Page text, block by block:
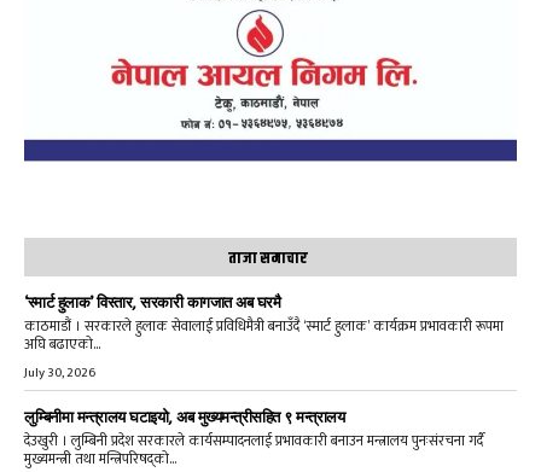
ताजा समाचार
‘स्मार्ट हुलाक’ विस्तार, सरकारी कागजात अब घरमै
काठमाडौं । सरकारले हुलाक सेवालाई प्रविधिमैत्री बनाउँदै ‘स्मार्ट हुलाक’ कार्यक्रम प्रभावकारी रूपमा
अघि बढाएको...
July 30, 2026
लुम्बिनीमा मन्त्रालय घटाइयो, अब मुख्यमन्त्रीसहित ९ मन्त्रालय
देउखुरी । लुम्बिनी प्रदेश सरकारले कार्यसम्पादनलाई प्रभावकारी बनाउन मन्त्रालय पुनःसंरचना गर्दै
मुख्यमन्त्री तथा मन्त्रिपरिषद्को...